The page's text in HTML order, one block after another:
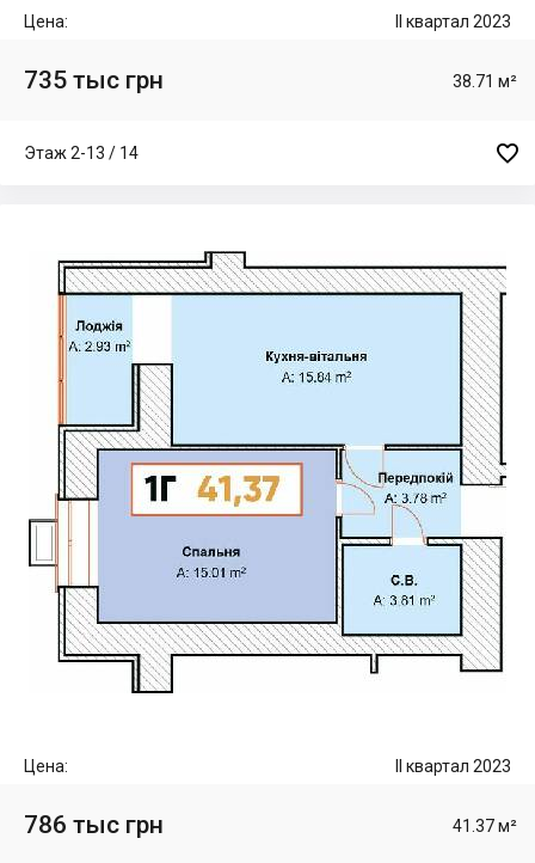
Цена: II квартал 2023
735 тыс грн 38.71 м²
Этаж 2-13 / 14 
Цена: II квартал 2023
786 тыс грн 41.37 м²